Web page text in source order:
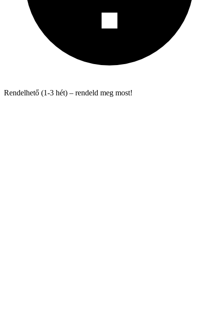
Rendelhető (1-3 hét) – rendeld meg most!